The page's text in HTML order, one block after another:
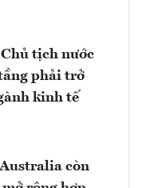
tịch nước
phải trở
kinh tế
còn